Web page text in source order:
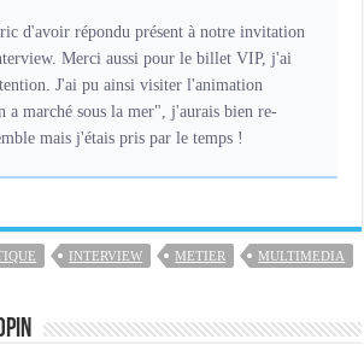
d'avoir répondu présent à notre invitation
Merci aussi pour le billet VIP, j'ai
J'ai pu ainsi visiter l'animation
a marché sous la mer", j'aurais bien re-
mais j'étais pris par le temps !
INTERVIEW METIER MULTIMEDIA